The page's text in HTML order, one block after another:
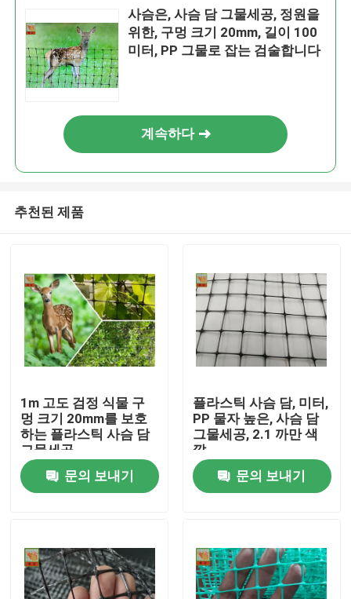
회사 소개
사슴은, 사슴 담 그물세공, 정원을
위한, 구멍 크기 20mm, 길이 100
미터, PP 그물로 잡는 검술합니다
계속하다
추천된 제품
1m 고도 검정 식물 구
멍 크기 20mm를 보호
하는 플라스틱 사슴 담
그물세공
문의 보내기
플라스틱 사슴 담, 미터,
PP 물자 높은, 사슴 담
그물세공, 2.1 까만 색
깔
문의 보내기